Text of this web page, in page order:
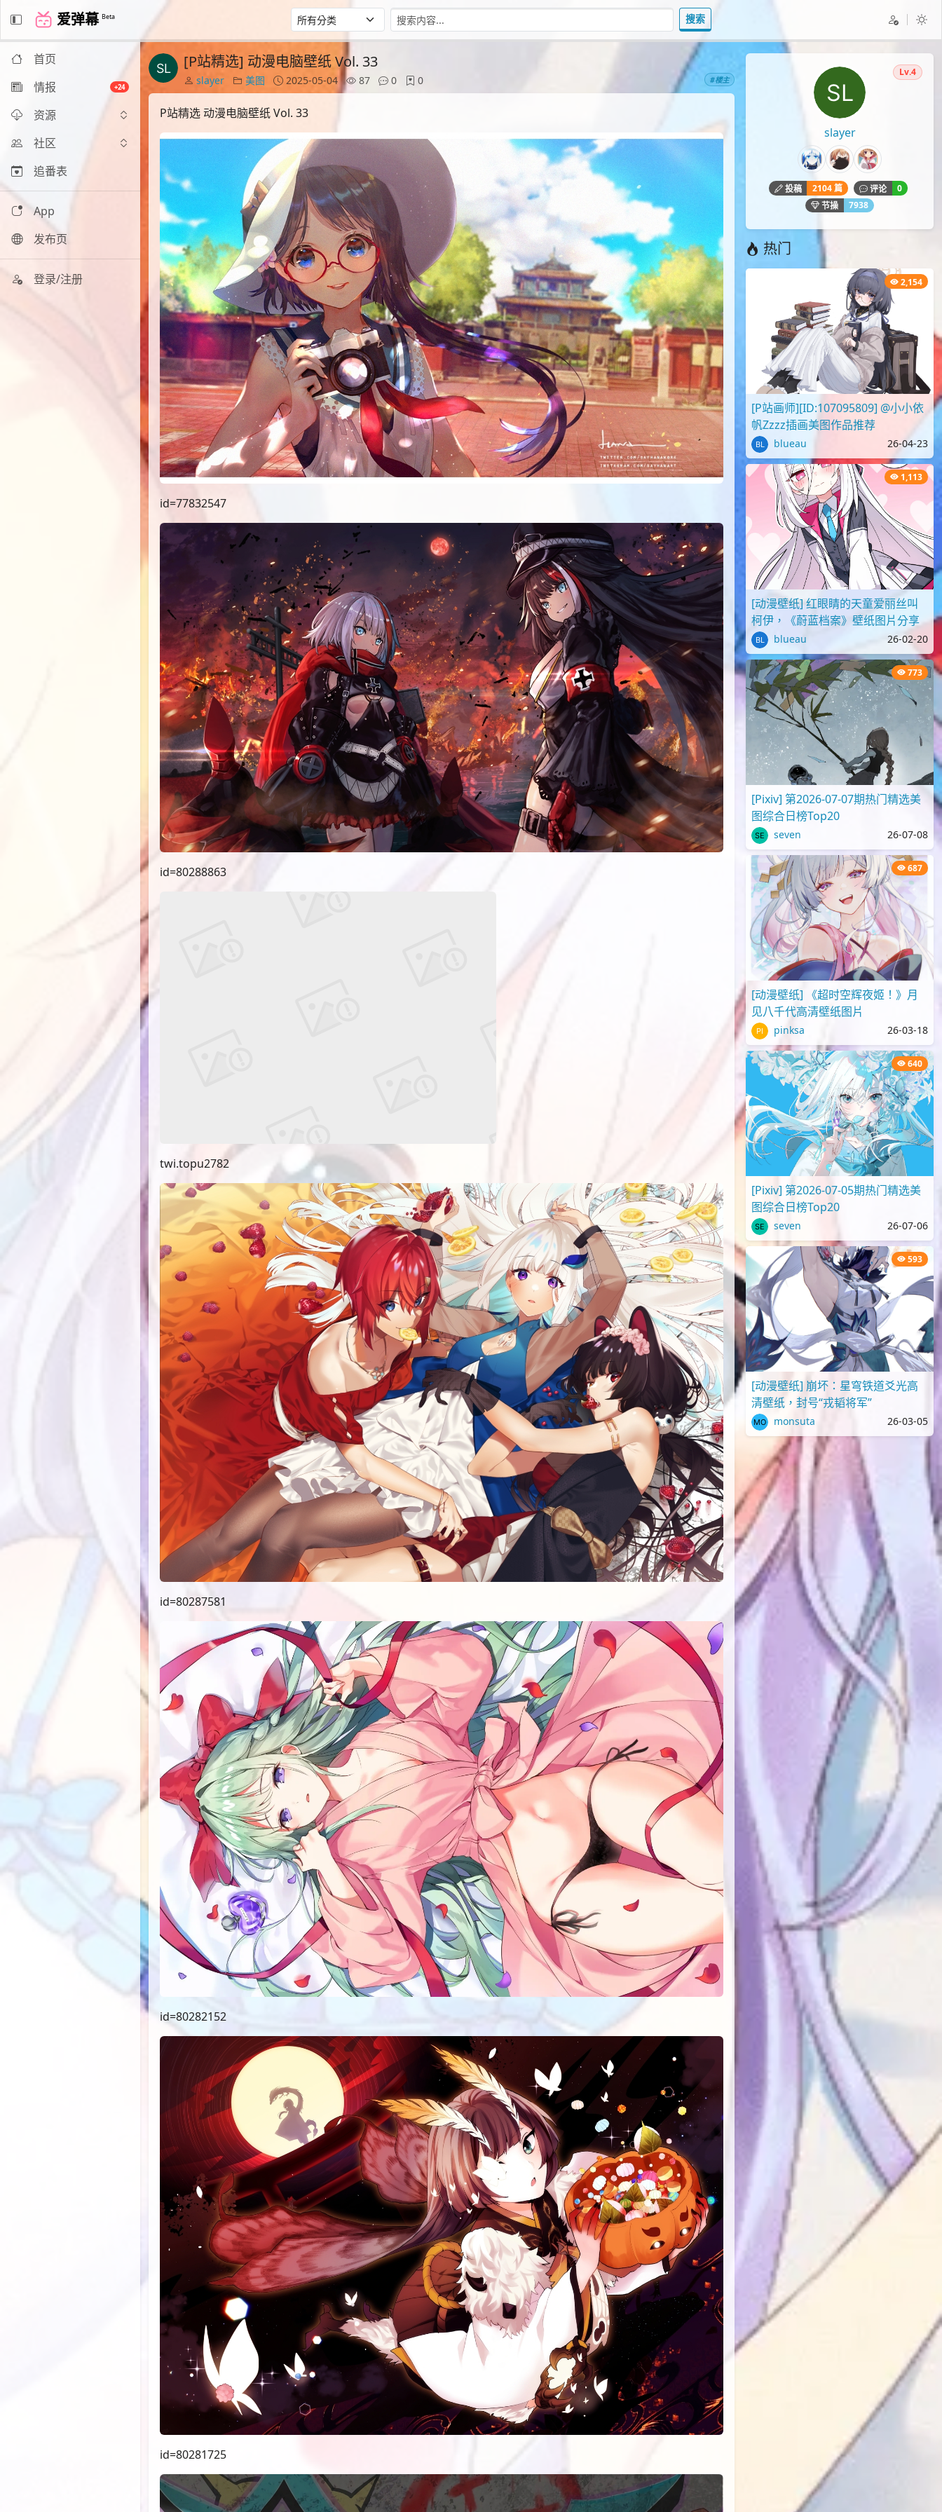
爱弹幕 Beta 搜索
首页
情报
+24
资源
社区
追番表
App
发布页
登录/注册
[P站精选] 动漫电脑壁纸 Vol. 33
slayer 美图 2025-05-04 87 0 0 #楼主
P站精选 动漫电脑壁纸 Vol. 33
id=77832547
id=80288863
twi.topu2782
id=80287581
id=80282152
id=80281725
slayer
Lv.4
投稿 2104 篇 评论
0
节操
7938
热门
2,154
[P站画师][ID:107095809] @小小依
帆Zzzz插画美图作品推荐
blueau 26-04-23
1,113
[动漫壁纸] 红眼睛的天童爱丽丝叫
柯伊，《蔚蓝档案》壁纸图片分享
blueau 26-02-20
773
[Pixiv] 第2026-07-07期热门精选美
图综合日榜Top20
seven 26-07-08
687
[动漫壁纸] 《超时空辉夜姬！》月
见八千代高清壁纸图片
pinksa 26-03-18
640
[Pixiv] 第2026-07-05期热门精选美
图综合日榜Top20
seven 26-07-06
593
[动漫壁纸] 崩坏：星穹铁道爻光高
清壁纸，封号“戎韬将军”
monsuta 26-03-05